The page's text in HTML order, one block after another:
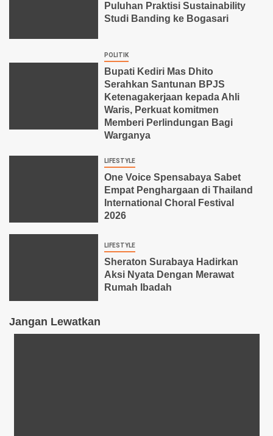
Puluhan Praktisi Sustainability
Studi Banding ke Bogasari
POLITIK
Bupati Kediri Mas Dhito
Serahkan Santunan BPJS
Ketenagakerjaan kepada Ahli
Waris, Perkuat komitmen
Memberi Perlindungan Bagi
Warganya
LIFESTYLE
One Voice Spensabaya Sabet
Empat Penghargaan di Thailand
International Choral Festival
2026
LIFESTYLE
Sheraton Surabaya Hadirkan
Aksi Nyata Dengan Merawat
Rumah Ibadah
Jangan Lewatkan